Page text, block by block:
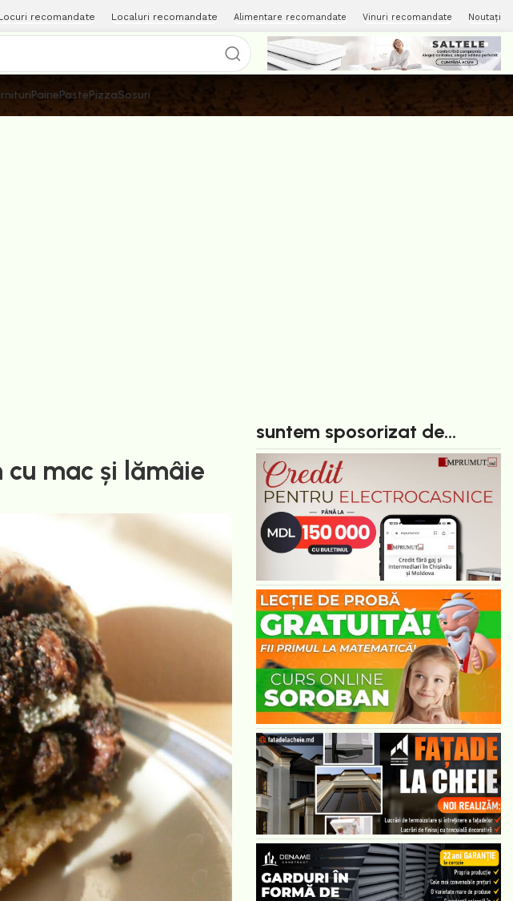
recomandate Localuri recomandate Alimentare recomandate Vinuri recomandate Noutați
PainePastePizzaSosuri
cu mac și lămâie
suntem sposorizat de...